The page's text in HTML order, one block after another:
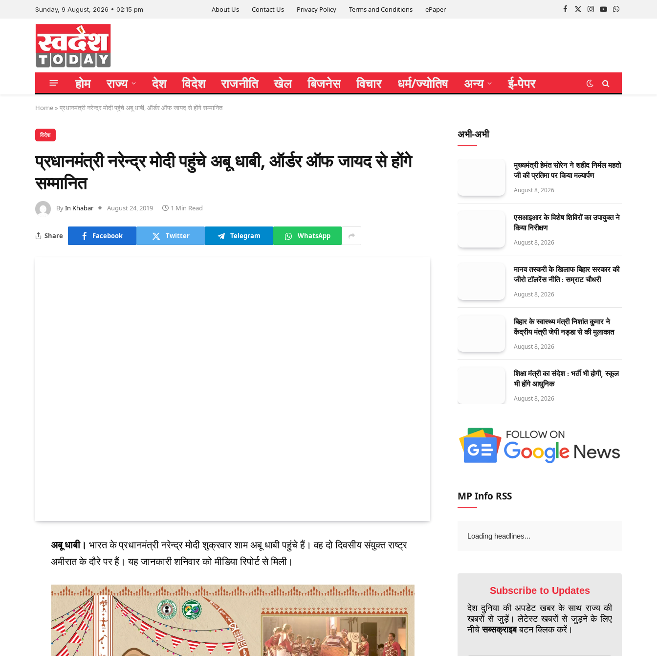
Sunday, 9 August, 2026 • 02:15 pm About Us Contact Us Privacy Policy Terms and Conditions ePaper
Facebook
X
Instagram
YouTubeWhatsApp
होम राज्य देश विदेश राजनीति खेल बिजनेस विचार धर्म/ज्योतिष अन्य ई-पेपर
Home » प्रधानमंत्री नरेन्द्र मोदी पहुंचे अबू धाबी, ऑर्डर ऑफ जायद से होंगे सम्मानित
विदेश
प्रधानमंत्री नरेन्द्र मोदी पहुंचे अबू धाबी, ऑर्डर ऑफ जायद से होंगे
सम्मानित
ByIn Khabar August 24, 2019 1 Min Read
Share Facebook Twitter Telegram WhatsApp
अबू धाबी। भारत के प्रधानमंत्री नरेन्द्र मोदी शुक्रवार शाम अबू धाबी पहुंचे हैं। वह दो दिवसीय संयुक्त राष्ट्र
अमीरात के दौरे पर हैं। यह जानकारी शनिवार को मीडिया रिपोर्ट से मिली।
अभी-अभी
मुख्यमंत्री हेमंत सोरेन ने शहीद निर्मल महतो
जी की प्रतिमा पर किया मल्यार्पण
August 8, 2026
एसआइआर के विशेष शिविरों का उपायुक्त ने
किया निरीक्षण
August 8, 2026
मानव तस्करी के खिलाफ बिहार सरकार की
जीरो टॉलरेंस नीति : सम्राट चौधरी
August 8, 2026
बिहार के स्वास्थ्य मंत्री निशांत कुमार ने
केंद्रीय मंत्री जेपी नड्डा से की मुलाकात
August 8, 2026
शिक्षा मंत्री का संदेश : भर्ती भी होगी, स्कूल
भी होंगे आधुनिक
August 8, 2026
MP Info RSS
Loading headlines...
Subscribe to Updates
देश दुनिया की अपडेट खबर के साथ राज्य की
खबरों से जुड़ें। लेटेस्ट खबरों से जुड़ने के लिए
नीचेसब्सक्राइबबटन क्लिक करें।